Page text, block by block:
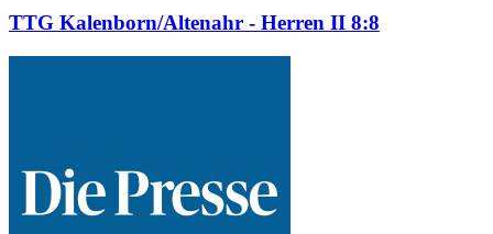
TTG Kalenborn/Altenahr - Herren II 8:8